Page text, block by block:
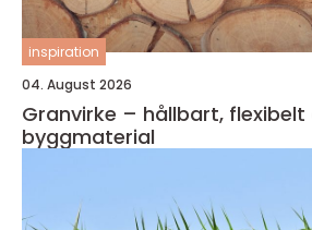
inspiration
04. August 2026
Granvirke – hållbart,
byggmaterial